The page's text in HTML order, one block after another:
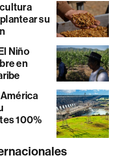
su
Niño
en
100%